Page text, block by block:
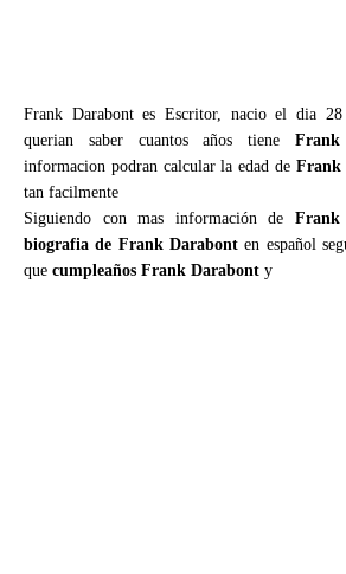
Frank Darabont es Escritor, nacio el dia
querian saber cuantos años tiene Frank
informacion podran calcular la edad de Frank
tan facilmente
Siguiendo con mas información de Frank
biografia de Frank Darabont en español
que cumpleaños Frank Darabont y